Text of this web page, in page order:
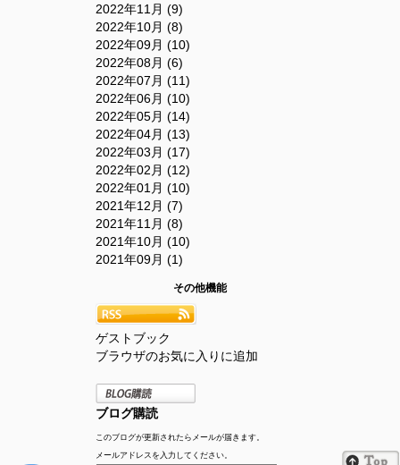
2022年11月 (9)
2022年10月 (8)
2022年09月 (10)
2022年08月 (6)
2022年07月 (11)
2022年06月 (10)
2022年05月 (14)
2022年04月 (13)
2022年03月 (17)
2022年02月 (12)
2022年01月 (10)
2021年12月 (7)
2021年11月 (8)
2021年10月 (10)
2021年09月 (1)
その他機能
ゲストブック
ブラウザのお気に入りに追加
ブログ購読
このブログが更新されたらメールが届きます。
メールアドレスを入力してください。